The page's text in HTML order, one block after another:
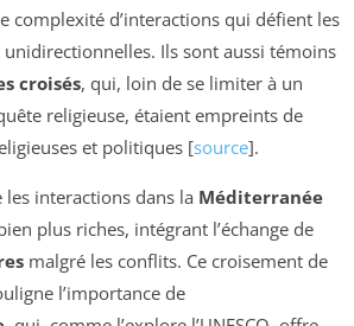
complexité d’interactions qui défient les
Ils sont aussi témoins
croisés, qui, loin de se limiter à un
religieuse, étaient empreints de
et politiques [source].
interactions dans la Méditerranée
plus riches, intégrant l’échange de
malgré les conflits. Ce croisement de
l’importance de